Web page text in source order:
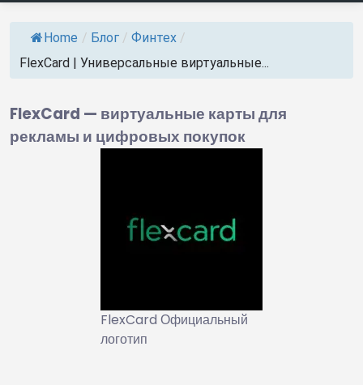
Home / Блог / Финтех /
FlexCard | Универсальные виртуальные...
FlexCard — виртуальные карты для
рекламы и цифровых покупок
FlexCard Официальный
логотип